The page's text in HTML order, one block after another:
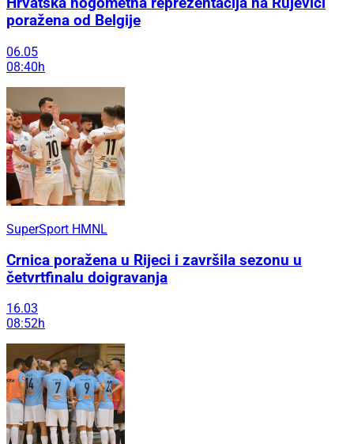
poražena od Belgije
06.05
08:40h
SuperSport HMNL
Crnica poražena u Rijeci i završila sezonu u
četvrtfinalu doigravanja
16.03
08:52h